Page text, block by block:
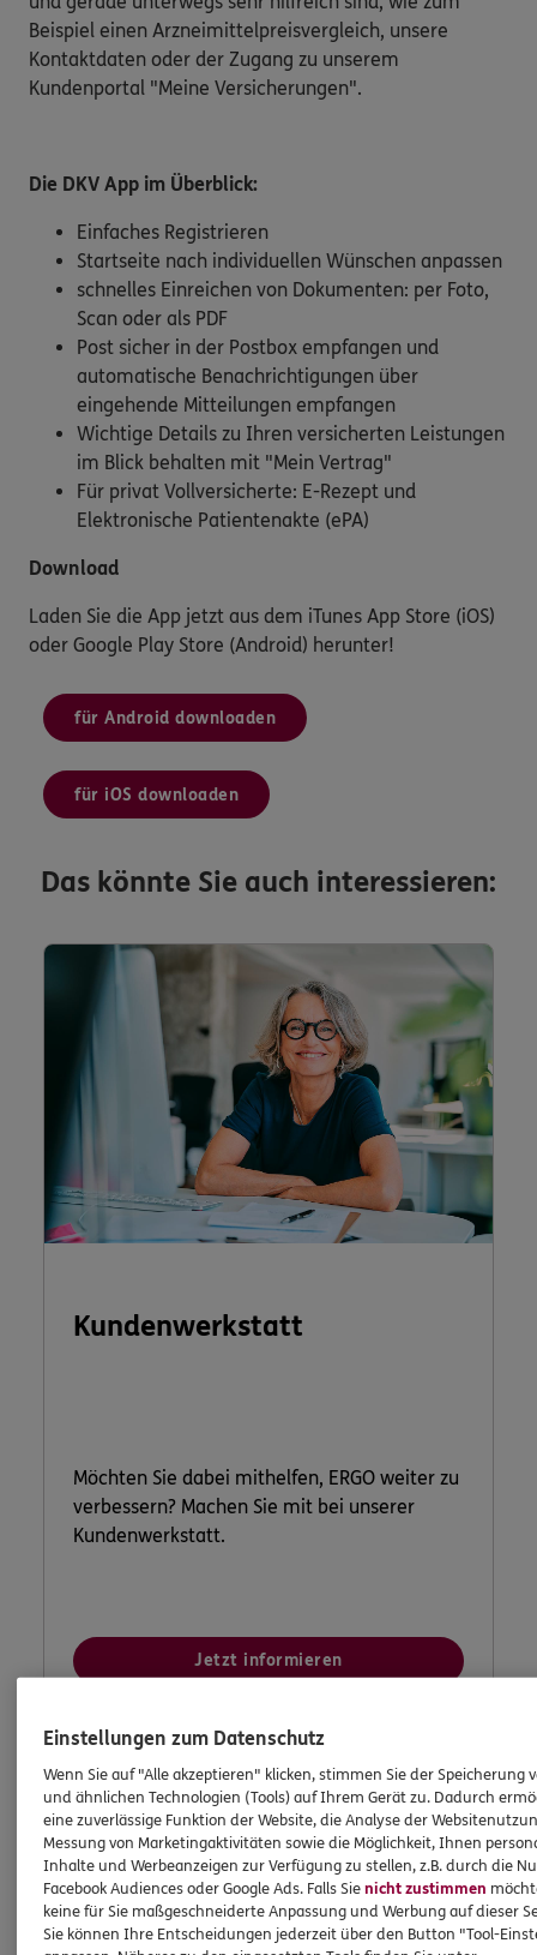
Beispiel einen Arzneimittelpreisvergleich, unsere
Kontaktdaten oder der Zugang zu unserem
Kundenportal "Meine Versicherungen".
Die DKV App im Überblick:
Einfaches Registrieren
Startseite nach individuellen Wünschen anpassen
schnelles Einreichen von Dokumenten: per Foto,
Scan oder als PDF
Post sicher in der Postbox empfangen und
automatische Benachrichtigungen über
eingehende Mitteilungen empfangen
Wichtige Details zu Ihren versicherten Leistungen
im Blick behalten mit "Mein Vertrag"
Für privat Vollversicherte: E-Rezept und
Elektronische Patientenakte (ePA)
Download
Laden Sie die App jetzt aus dem iTunes App Store (iOS)
oder Google Play Store (Android) herunter!
für Android downloaden
für iOS downloaden
Das könnte Sie auch interessieren:
Kundenwerkstatt
Möchten Sie dabei mithelfen, ERGO weiter zu
verbessern? Machen Sie mit bei unserer
Kundenwerkstatt.
Jetzt informieren
Einstellungen zum Datenschutz
Wenn Sie auf "Alle akzeptieren" klicken, stimmen Sie der Speicherung
und ähnlichen Technologien (Tools) auf Ihrem Gerät zu. Dadurch
eine zuverlässige Funktion der Website, die Analyse der
Messung von Marketingaktivitäten sowie die Möglichkeit, Ihnen
Inhalte und Werbeanzeigen zur Verfügung zu stellen, z.B. durch die
Facebook Audiences oder Google Ads. Falls Sienicht zustimmen
keine für Sie maßgeschneiderte Anpassung und Werbung auf dieser
Sie können Ihre Entscheidungen jederzeit über den Button "Tool-